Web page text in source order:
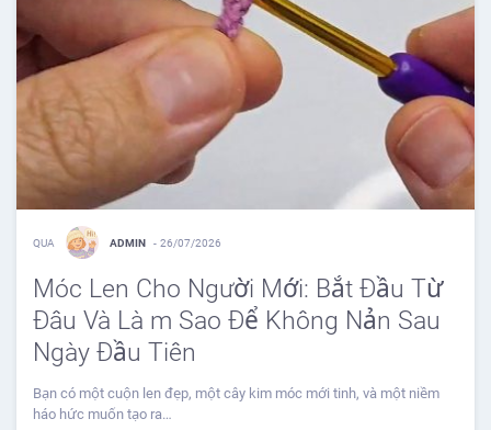
QUA ADMIN - 26/07/2026
Móc Len Cho Người Mới: Bắt Đầu Từ
Đâu Và Là m Sao Để Không Nản Sau
Ngày Đầu Tiên
Bạn có một cuộn len đẹp, một cây kim móc mới tinh, và một niềm
háo hức muốn tạo ra…